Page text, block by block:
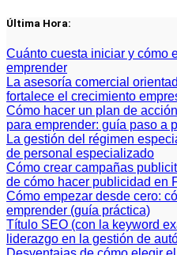
Saltar
contenido
Última Hora:
Cuánto cuesta iniciar y cómo
emprender
La asesoría comercial
fortalece el crecimiento
Cómo hacer un plan de
para emprender: guía paso a
La gestión del régimen
de personal especializado
Cómo crear campañas
de cómo hacer publicidad en
Cómo empezar desde cero:
emprender (guía práctica)
Título SEO (con la keyword
liderazgo en la gestión de